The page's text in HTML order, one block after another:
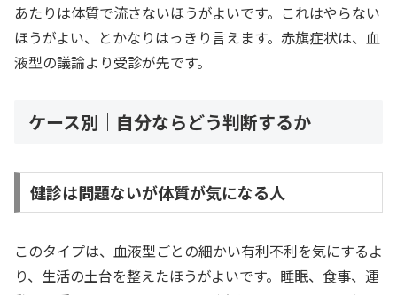
あたりは体質で流さないほうがよいです。これはやらない
ほうがよい、とかなりはっきり言えます。赤旗症状は、血
液型の議論より受診が先です。
ケース別｜自分ならどう判断するか
健診は問題ないが体質が気になる人
このタイプは、血液型ごとの細かい有利不利を気にするよ
り、生活の土台を整えたほうがよいです。睡眠、食事、運